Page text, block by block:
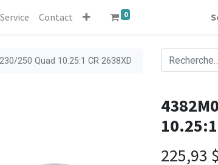
Service Contact 0
250 Quad 10.25:1 CR 2638XD
225,93 $